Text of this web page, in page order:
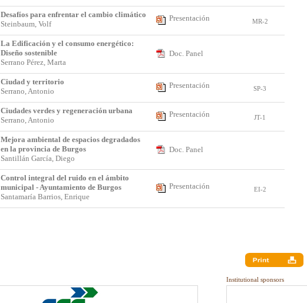
Desafíos para enfrentar el cambio climático
Steinbaum, Volf
Presentación MR-2
La Edificación y el consumo energético:
Diseño sostenible
Serrano Pérez, Marta
Doc. Panel
Ciudad y territorio
Serrano, Antonio
Presentación SP-3
Ciudades verdes y regeneración urbana
Serrano, Antonio
Presentación JT-1
Mejora ambiental de espacios degradados
en la provincia de Burgos
Santillán García, Diego
Doc. Panel
Control integral del ruido en el ámbito
municipal - Ayuntamiento de Burgos
Santamaría Barrios, Enrique
Presentación EI-2
Institutional sponsors